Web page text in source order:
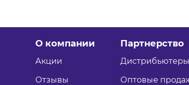
О компании
Акции
Отзывы
Партнерство
Дистрибьютеры
Оптовые